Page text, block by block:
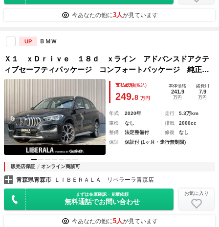
今あなたの他に3人が見ています
UP ＢＭＷ
Ｘ１ ｘＤｒｉｖｅ １８ｄ ｘライン アドバンスドアクテ
ィブセーフティパッケージ コンフォートパッケージ 純正ナ
ビ バックカメラ ＥＴＣ アダプティブクルーズコントロー
ル レーンアシスト パワーバックドア パワーシート 純正
アルミホイール
支払総額(税込)
249.8 万円
本体価格
241.9
万円
諸費用
7.9
万円
年式 2020年 走行
5.3万km
車検
なし 排気
2000cc
整備
法定整備付 修復
なし
保証
保証付 (1ヶ月・走行無制限)
販売店保証 オンライン商談可
青森県青森市 ＬＩＢＥＲＡＬＡ リベラーラ青森店
まずは在庫確認・見積依頼
無料通話でお問い合わせ
お気に入り
今あなたの他に5人が見ています